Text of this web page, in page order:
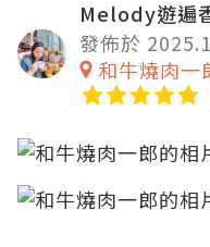
Melody遊遍
發佈於
和牛燒肉一